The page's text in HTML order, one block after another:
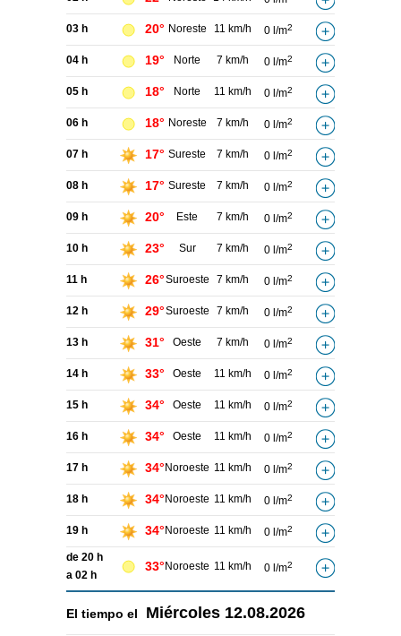
03 h 20° Noreste 11 km/h 0 l/m2
04 h 19° Norte 7 km/h 0 l/m2
05 h 18° Norte 11 km/h 0 l/m2
06 h 18° Noreste 7 km/h 0 l/m2
07 h 17° Sureste 7 km/h 0 l/m2
08 h 17° Sureste 7 km/h 0 l/m2
09 h 20° Este 7 km/h 0 l/m2
10 h 23° Sur 7 km/h 0 l/m2
11 h 26°Suroeste 7 km/h 0 l/m2
12 h 29°Suroeste 7 km/h 0 l/m2
13 h 31° Oeste 7 km/h 0 l/m2
14 h 33° Oeste 11 km/h 0 l/m2
15 h 34° Oeste 11 km/h 0 l/m2
16 h 34° Oeste 11 km/h 0 l/m2
17 h 34° Noroeste 11 km/h 0 l/m2
18 h 34° Noroeste 11 km/h 0 l/m2
19 h 34° Noroeste 11 km/h 0 l/m2
de 20 h
a 02 h
33° Noroeste 11 km/h 0 l/m2
El tiempo el Miércoles 12.08.2026